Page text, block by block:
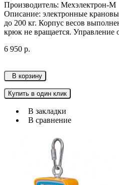
Производитель: Мехэлектрон-М
Описание: электронные
до 200 кг. Корпус весов
крюк не вращается. Управление
6 950 р.
В корзину
Купить в один клик
В закладки
В сравнение